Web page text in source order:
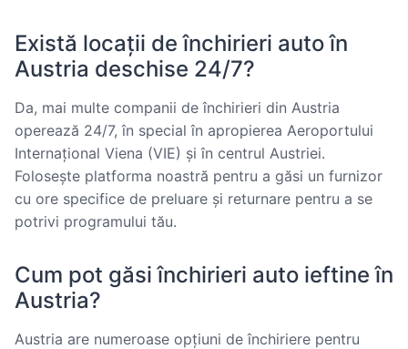
Există locații de închirieri auto în
Austria deschise 24/7?
Da, mai multe companii de închirieri din Austria
operează 24/7, în special în apropierea Aeroportului
Internațional Viena (VIE) și în centrul Austriei.
Folosește platforma noastră pentru a găsi un furnizor
cu ore specifice de preluare și returnare pentru a se
potrivi programului tău.
Cum pot găsi închirieri auto ieftine în
Austria?
Austria are numeroase opțiuni de închiriere pentru